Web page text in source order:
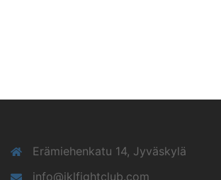
Erämiehenkatu 14, Jyväskylä
info@jklfightclub.com